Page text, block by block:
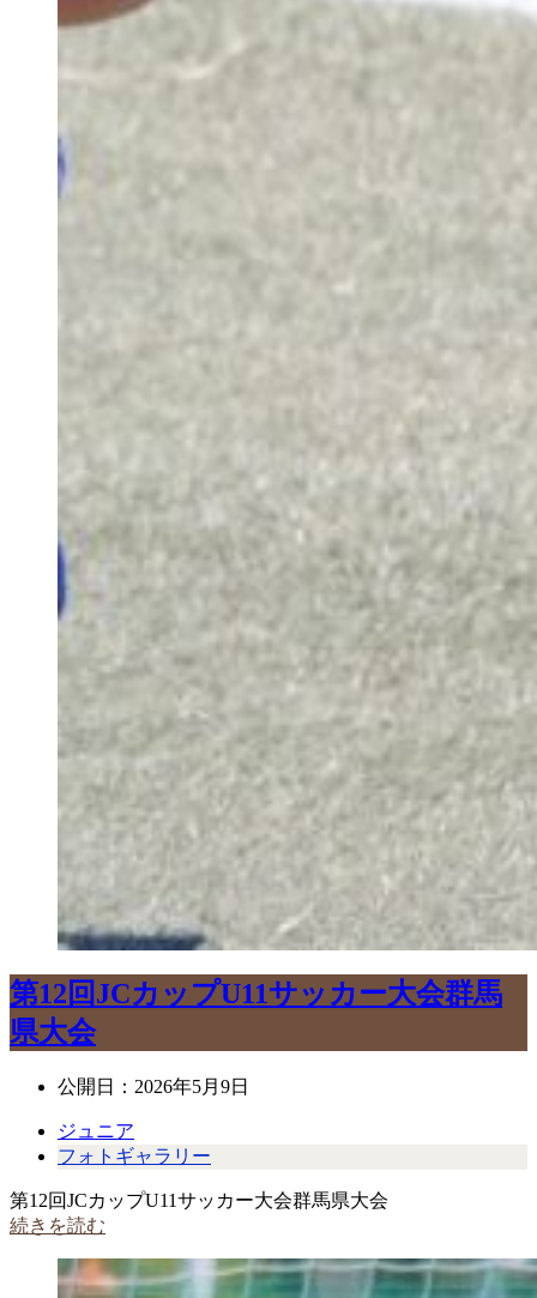
第12回JCカップU11サッカー大会群馬
県大会
公開日： 2026年5月9日
ジュニア
フォトギャラリー
第12回JCカップU11サッカー大会群馬県大会
続きを読む